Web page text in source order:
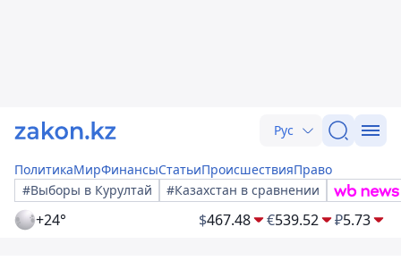
Рус
ПолитикаМирФинансыСтатьиПроисшествияПраво
#Выборы в Курултай
#Казахстан в сравнении
+24° $467.48 €539.52 ₽5.73